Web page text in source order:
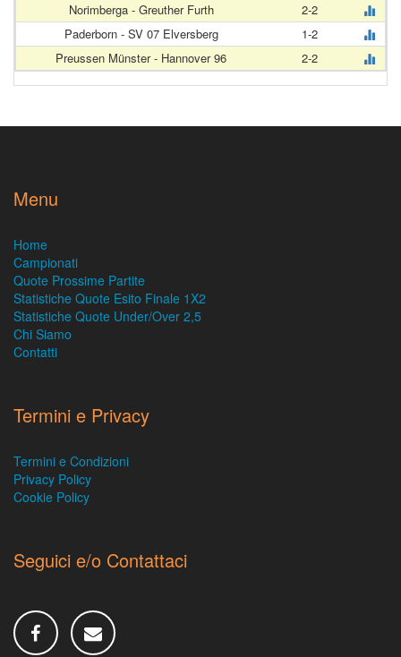
Norimberga - Greuther Furth
2-2
Paderborn - SV 07 Elversberg
1-2
Preussen Münster - Hannover 96
2-2
Menu
Home
Campionati
Quote Prossime Partite
Statistiche Quote Esito Finale 1X2
Statistiche Quote Under/Over 2,5
Chi Siamo
Contatti
Termini e Privacy
Termini e Condizioni
Privacy Policy
Cookie Policy
Seguici e/o Contattaci